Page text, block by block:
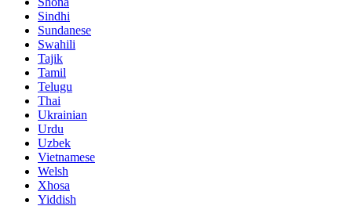
Sindhi
Sundanese
Swahili
Tajik
Tamil
Telugu
Thai
Ukrainian
Urdu
Uzbek
Vietnamese
Welsh
Xhosa
Yiddish